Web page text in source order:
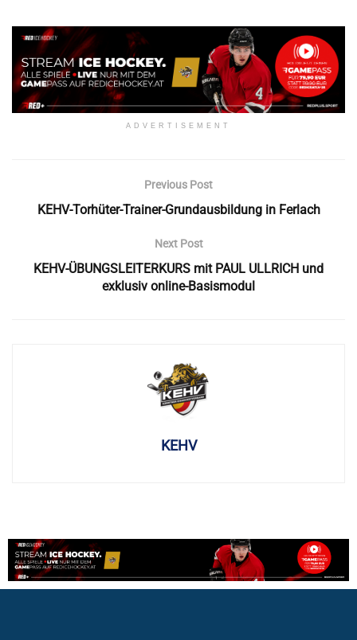
ADVERTISEMENT
Previous Post
KEHV-Torhüter-Trainer-Grundausbildung in Ferlach
Next Post
KEHV-ÜBUNGSLEITERKURS mit PAUL ULLRICH und
exklusiv online-Basismodul
KEHV